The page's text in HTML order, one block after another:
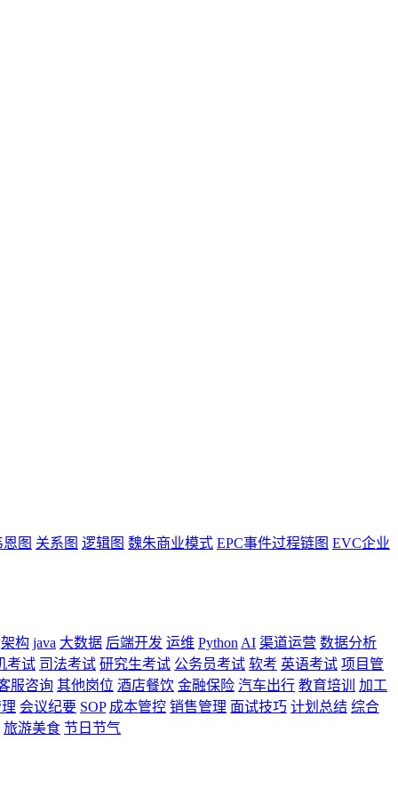
恩图 关系图 逻辑图 魏朱商业模式 EPC事件过程链图 EVC企业
架构 java 大数据 后端开发 运维 Python AI 渠道运营 数据分析
考试 司法考试 研究生考试 公务员考试 软考 英语考试 项目管
服咨询 其他岗位 酒店餐饮 金融保险 汽车出行 教育培训
加工
会议纪要 SOP 成本管控 销售管理 面试技巧 计划总结 综合
旅游美食 节日节气